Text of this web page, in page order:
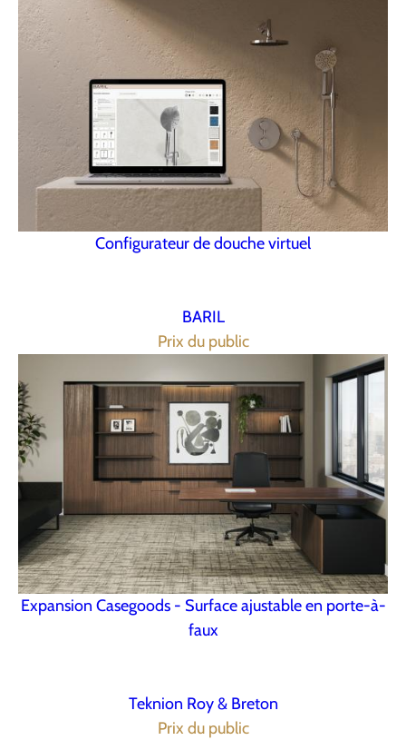
Configurateur de douche virtuel
BARIL
Prix du public
Expansion Casegoods - Surface ajustable en porte-à-
faux
Teknion Roy & Breton
Prix du public